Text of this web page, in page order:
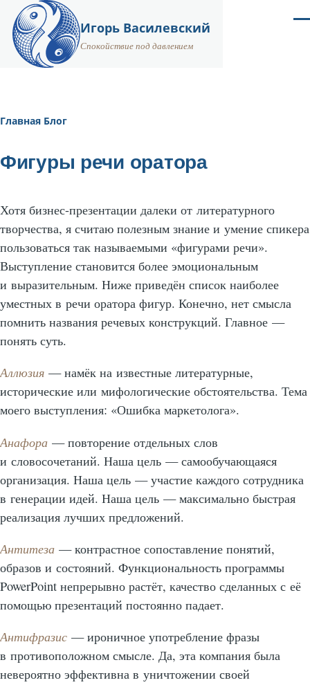
Перейти к основному содержанию
Игорь Василевский
Спокойствие под давлением
Строка
Главная Блог
Фигуры речи оратора
Хотя бизнес-презентации далеки от литературного
творчества, я считаю полезным знание и умение спикера
пользоваться так называемыми «фигурами речи».
Выступление становится более эмоциональным
и выразительным. Ниже приведён список наиболее
уместных в речи оратора фигур. Конечно, нет смысла
помнить названия речевых конструкций. Главное —
понять суть.
Аллюзия — намёк на известные литературные,
исторические или мифологические обстоятельства. Тема
моего выступления: «Ошибка маркетолога».
Анафора — повторение отдельных слов
и словосочетаний. Наша цель — самообучающаяся
организация. Наша цель — участие каждого сотрудника
в генерации идей. Наша цель — максимально быстрая
реализация лучших предложений.
Антитеза — контрастное сопоставление понятий,
образов и состояний. Функциональность программы
PowerPoint непрерывно растёт, качество сделанных с её
помощью презентаций постоянно падает.
Антифразис — ироничное употребление фразы
в противоположном смысле. Да, эта компания была
невероятно эффективна в уничтожении своей